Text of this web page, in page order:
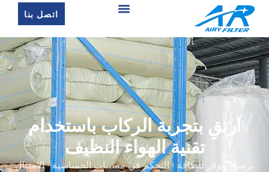
اتصل بنا
ارتقِ بتجربة الركاب باستخدام
تقنية الهواء النظيف
ترشيح موفر للطاقة · التحكم في مسببات الحساسية · الامتثال